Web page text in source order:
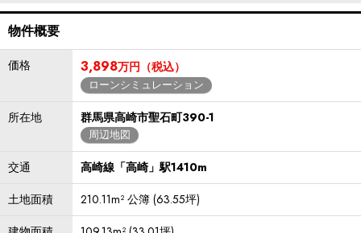
物件概要
価格 3,898万円（税込）
ローンシミュレーション
所在地 群馬県高崎市聖石町390-1
周辺地図
交通
高崎線「高崎」駅1410m
土地面積
210.11m² 公簿 (63.55坪)